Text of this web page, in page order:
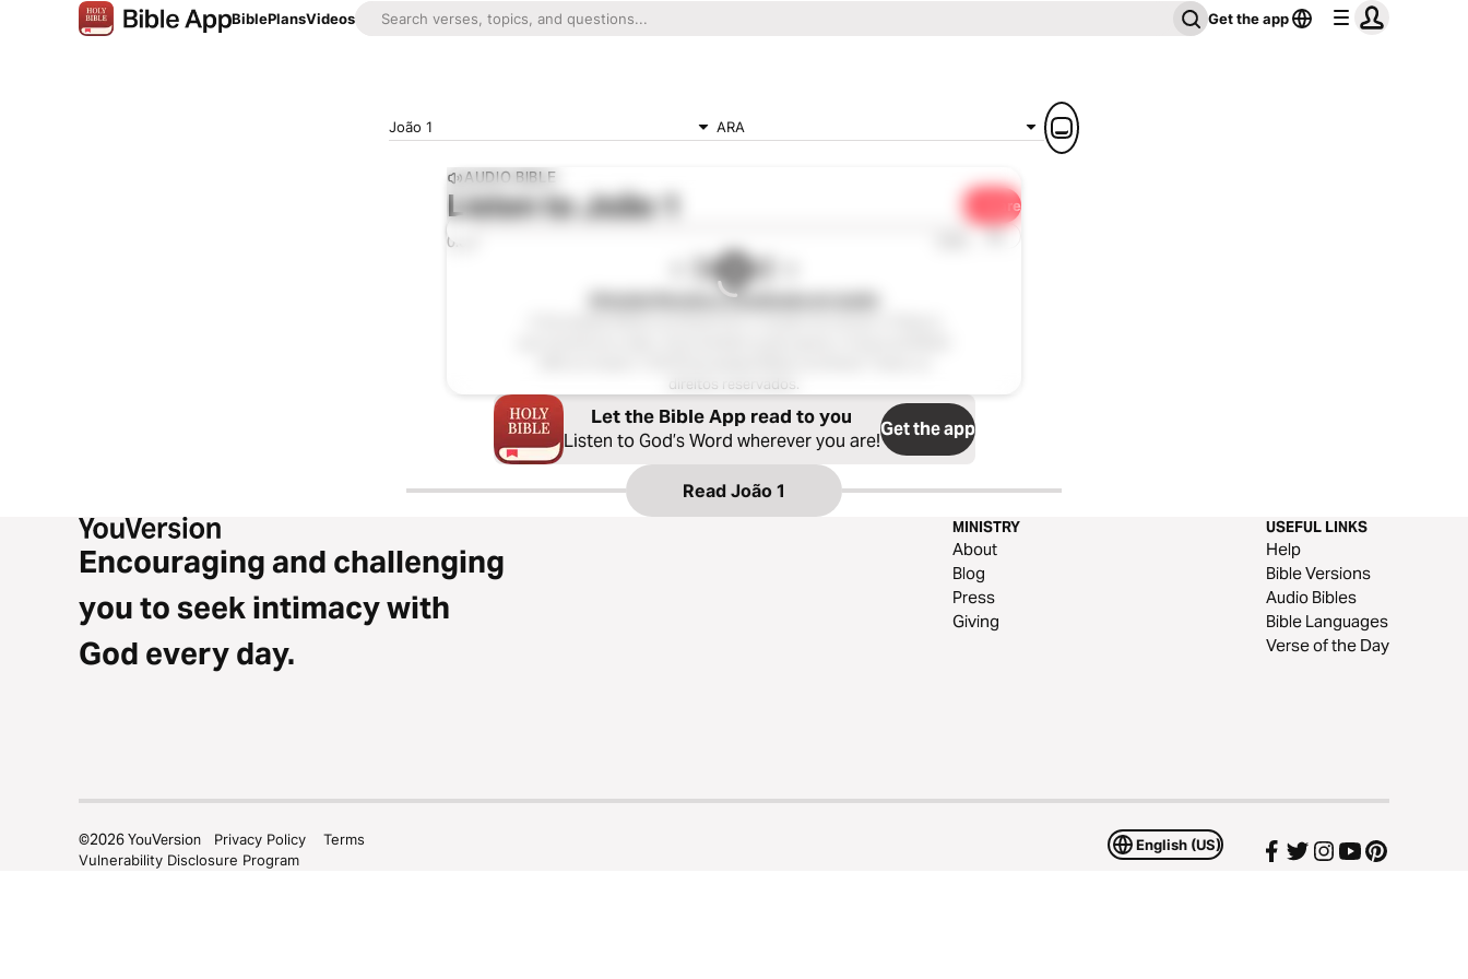
BiblePlansVideos Get the app
João 1 ARA
AUDIO BIBLE
Listen toJoão 1 Share
0:00 1x
Almeida Revista e Atualizada em áudio
direitos reservados.
Let the Bible App read to you
Listen to God’s Word wherever you are!Get the app
Read João 1
Encouraging and challenging
you to seek intimacy with
God every day.
MINISTRY
About
Blog
Press
Giving
USEFUL LINKS
Help
Bible Versions
Audio Bibles
Bible Languages
Verse of the Day
English (US)
©2026YouVersion Privacy Policy
Terms
Vulnerability Disclosure Program